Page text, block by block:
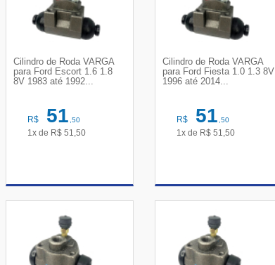
Cilindro de Roda VARGA
para Ford Escort 1.6 1.8
8V 1983 até 1992...
R$ 51,50
1x de R$ 51,50
Cilindro de Roda VARGA
para Ford Fiesta 1.0 1.3 8V
1996 até 2014...
R$ 51,50
1x de R$ 51,50